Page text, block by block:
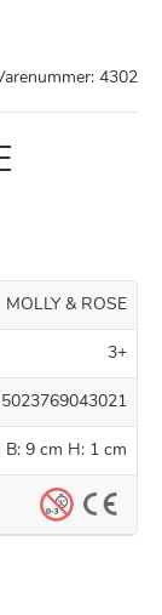
4302
MOLLY & ROSE
3+
5023769043021
B: 9 cm H: 1 cm